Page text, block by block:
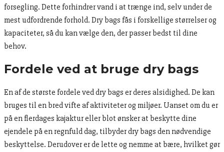
forsegling. Dette forhindrer vand i at trænge ind, selv under de
mest udfordrende forhold. Dry bags fås i forskellige størrelser og
kapaciteter, så du kan vælge den, der passer bedst til dine
behov.
Fordele ved at bruge dry bags
En af de største fordele ved dry bags er deres alsidighed. De kan
bruges til en bred vifte af aktiviteter og miljøer. Uanset om du er
på en flerdages kajaktur eller blot ønsker at beskytte dine
ejendele på en regnfuld dag, tilbyder dry bags den nødvendige
beskyttelse. Derudover er de lette og nemme at bære, hvilket gør